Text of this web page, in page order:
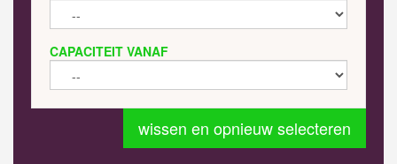
CAPACITEIT VANAF
wissen en opnieuw selecteren